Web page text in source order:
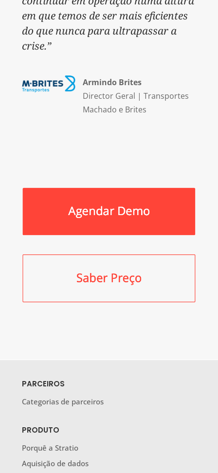
em que temos de ser mais eficientes
do que nunca para ultrapassar a
crise.”
Armindo Brites
Director Geral | Transportes
Machado e Brites
PARCEIROS
Categorias de parceiros
PRODUTO
Porquê a Stratio
Aquisição de dados